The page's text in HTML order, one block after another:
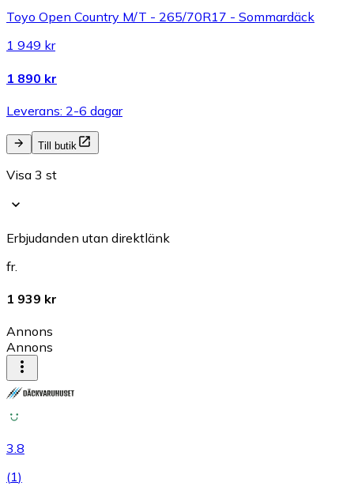
Toyo Open Country M/T - 265/70R17 - Sommardäck
1 949 kr
1 890 kr
Leverans: 2-6 dagar
Till butik
Visa 3 st
Erbjudanden utan direktlänk
fr.
1 939 kr
Annons
Annons
3.8
(1)